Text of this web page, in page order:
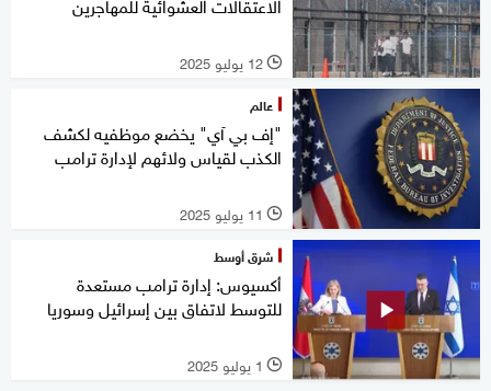
l 12 يوليو 2025
عالم
"إف بي آي" يخضع موظفيه لكشف
الكذب لقياس ولائهم لإدارة ترامب
l 11 يوليو 2025
شرق أوسط
أكسيوس: إدارة ترامب مستعدة
للتوسط لاتفاق بين إسرائيل وسوريا
l 1 يوليو 2025